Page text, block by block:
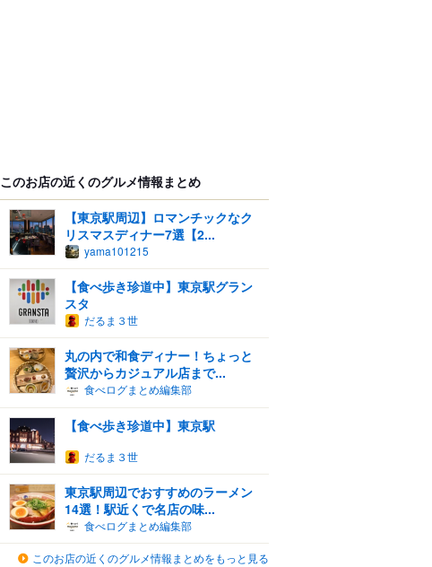
このお店の近くのグルメ情報まとめ
【東京駅周辺】ロマンチックなク
リスマスディナー7選【2...
yama101215
【食べ歩き珍道中】東京駅グラン
スタ
だるま３世
丸の内で和食ディナー！ちょっと
贅沢からカジュアル店まで...
食べログまとめ編集部
【食べ歩き珍道中】東京駅
だるま３世
東京駅周辺でおすすめのラーメン
14選！駅近くで名店の味...
食べログまとめ編集部
このお店の近くのグルメ情報まとめをもっと見る